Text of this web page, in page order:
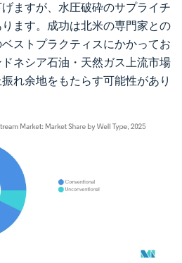
ますが、水圧破砕のサプライチ
ます。成功は北米の専門家との
ストプラクティスにかかってお
ネシア石油・天然ガス上流市場
れ余地をもたらす可能性があり